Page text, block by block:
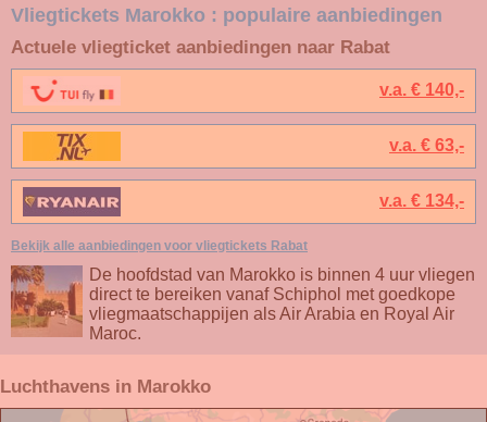
Vliegtickets Marokko : populaire aanbiedingen
Actuele vliegticket aanbiedingen naar Rabat
v.a. € 140,-
v.a. € 63,-
v.a. € 134,-
Bekijk alle aanbiedingen voor vliegtickets Rabat
De hoofdstad van Marokko is binnen 4 uur vliegen
direct te bereiken vanaf Schiphol met goedkope
vliegmaatschappijen als Air Arabia en Royal Air
Maroc.
Luchthavens in Marokko